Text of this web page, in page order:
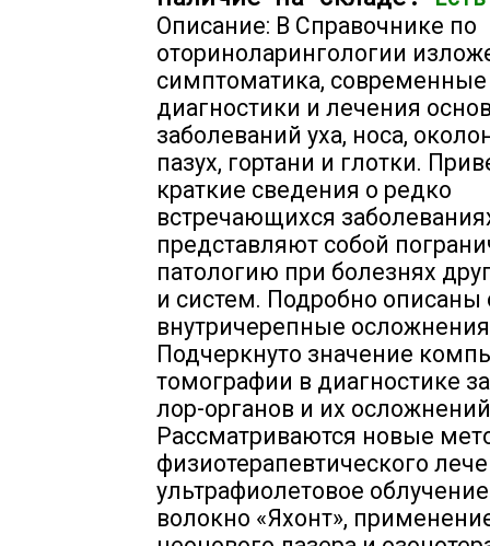
Описание: В Справочнике по
оториноларингологии
симптоматика,
диагностики и лечения
заболеваний уха, носа,
пазух, гортани и глотки.
краткие сведения о редко
встречающихся
представляют собой
патологию при болезнях
и систем. Подробно описаны
внутричерепные
Подчеркнуто значение
томографии в диагностике
лор-органов и их
Рассматриваются новые
физиотерапевтического
ультрафиолетовое
волокно «Яхонт»,